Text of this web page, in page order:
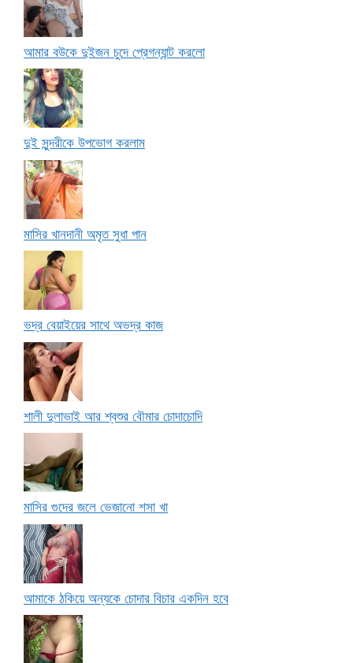
আমার বউকে দুইজন চুদে প্রেগন্যান্ট করলো
দুই সুন্দরীকে উপভোগ করলাম
মাসির খানদানী অমৃত সুধা পান
ভদ্র বেয়াইয়ের সাথে অভদ্র কাজ
শালী দুলাভাই আর শ্বশুর বৌমার চোদাচোদি
মাসির গুদের জলে ভেজানো শসা খা
আমাকে ঠকিয়ে অন্যকে চোদার বিচার একদিন হবে